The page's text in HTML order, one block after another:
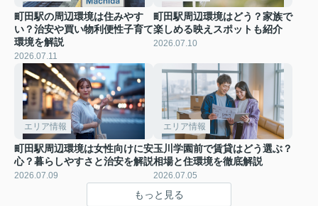
町田駅の周辺環境は住みやす
い？治安や買い物利便性子育て
環境を解説
2026.07.11
町田駅周辺環境はどう？家族で
楽しめる映えスポットも紹介
2026.07.10
エリア情報
町田駅周辺環境は女性向けに安
心？暮らしやすさと治安を解説
2026.07.09
エリア情報
玉川学園前で賃貸はどう選ぶ？
相場と住環境を徹底解説
2026.07.05
もっと見る